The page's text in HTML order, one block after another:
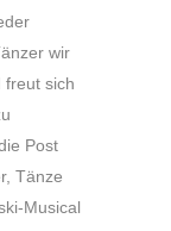
wir
freut sich
Post
Tänze
Musical